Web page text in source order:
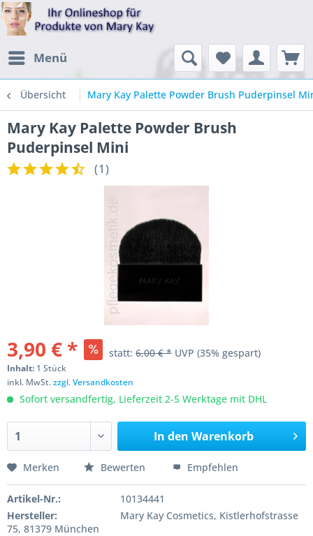
Menü
Übersicht Mary Kay Palette Powder Brush Puderpinsel
Mary Kay Palette Powder Brush
Puderpinsel Mini
(1)
3,90 € * statt: 6,00 € * UVP (35% gespart)
Inhalt: 1 Stück
inkl. MwSt.zzgl. Versandkosten
Sofort versandfertig, Lieferzeit 2-5 Werktage mit DHL
In den Warenkorb
Merken Bewerten Empfehlen
Artikel-Nr.:
10134441
Hersteller:
Mary Kay Cosmetics, Kistlerhofstrasse
75, 81379 München